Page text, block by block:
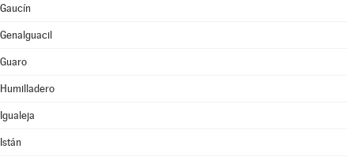
Gaucín
Genalguacil
Guaro
Humilladero
Igualeja
Istán